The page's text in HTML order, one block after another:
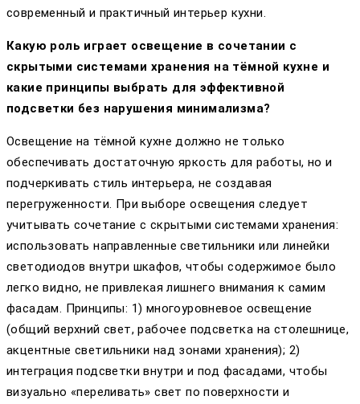
современный и практичный интерьер кухни.
Какую роль играет освещение в сочетании с
скрытыми системами хранения на тёмной кухне и
какие принципы выбрать для эффективной
подсветки без нарушения минимализма?
Освещение на тёмной кухне должно не только
обеспечивать достаточную яркость для работы, но и
подчеркивать стиль интерьера, не создавая
перегруженности. При выборе освещения следует
учитывать сочетание с скрытыми системами хранения:
использовать направленные светильники или линейки
светодиодов внутри шкафов, чтобы содержимое было
легко видно, не привлекая лишнего внимания к самим
фасадам. Принципы: 1) многоуровневое освещение
(общий верхний свет, рабочее подсветка на столешнице,
акцентные светильники над зонами хранения); 2)
интеграция подсветки внутри и под фасадами, чтобы
визуально «переливать» свет по поверхности и